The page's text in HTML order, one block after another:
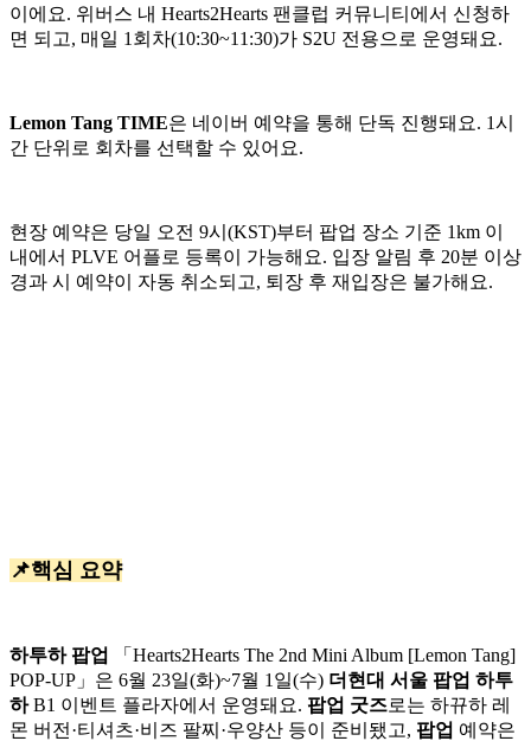
이에요. 위버스 내 Hearts2Hearts 팬클럽 커뮤니티에서 신청하
면 되고, 매일 1회차(10:30~11:30)가 S2U 전용으로 운영돼요.
Lemon Tang TIME은 네이버 예약을 통해 단독 진행돼요. 1시
간 단위로 회차를 선택할 수 있어요.
현장 예약은 당일 오전 9시(KST)부터 팝업 장소 기준 1km 이
내에서 PLVE 어플로 등록이 가능해요. 입장 알림 후 20분 이상
경과 시 예약이 자동 취소되고, 퇴장 후 재입장은 불가해요.
📌핵심 요약
하투하 팝업
「Hearts2Hearts The 2nd Mini Album [Lemon Tang]
POP-UP」은 6월 23일(화)~7월 1일(수) 더현대 서울 팝업 하투
하B1 이벤트 플라자에서 운영돼요. 팝업 굿즈로는 하뀨하 레
몬 버전·티셔츠·비즈 팔찌·우양산 등이 준비됐고, 팝업 예약은